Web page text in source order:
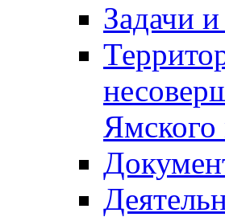
Задачи
Ямского